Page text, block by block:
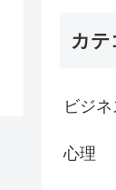
カテ
ビジネ
心理